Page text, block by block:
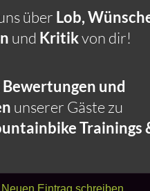
über Lob,
und Kritikvon dir!
Bewertungen und
unserer Gäste zu
Trainings